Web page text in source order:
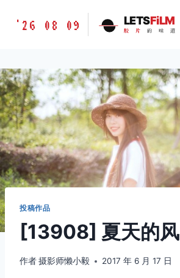
胶
味
道
LETSFILM
'26 08 09 LETSFiLM
胶 片 的 味 道
投稿作品
[13908] 夏天的风
作者摄影师懒小毅 2017 年 6 月 17 日